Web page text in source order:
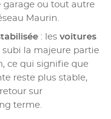
garage ou tout autre
Maurin.
: les voitures
subi la majeure partie
ce qui signifie que
reste plus stable,
sur
terme.